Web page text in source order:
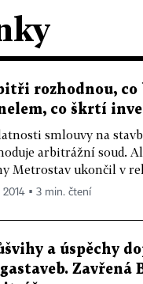
rozhodnou, co
co škrtí
smlouvy na
arbitrážní soud.
Metrostav ukončil v
2014 ▪ 3 min. čtení
a úspěchy
Zavřená